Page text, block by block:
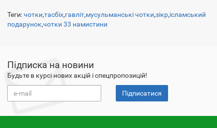
Теги:чотки,тасбіх,гавліт,мусульманські чотки,зікр,ісламський
подарунок,чотки 33 намистини
Підписка на новини
Будьте в курсі нових акцій і спецпропозицій!
Підписатися